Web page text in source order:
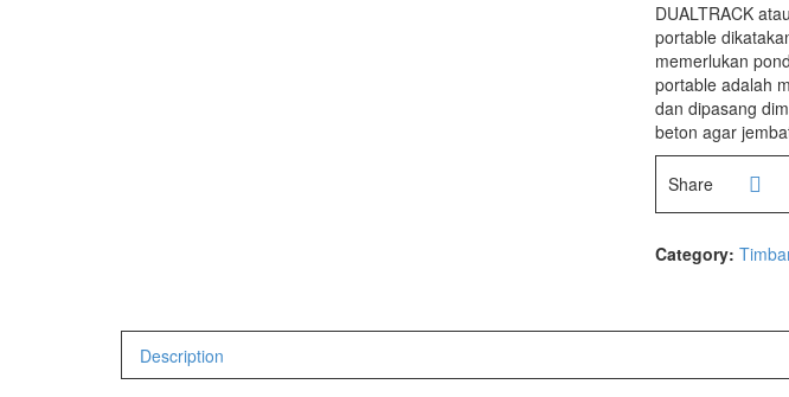
PW – II
DUALTRACK
portable
memerlukan
portable adalah
dan dipasang
beton agar
Share
Category:
Description